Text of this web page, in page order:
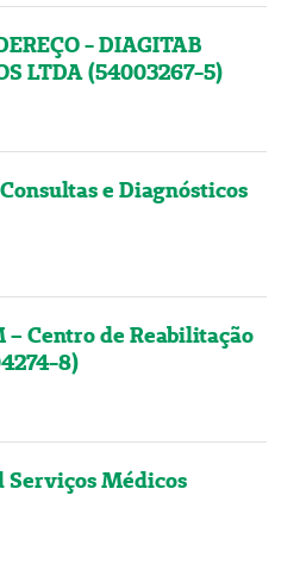
- DIAGITAB
LTDA (54003267-5)
e Diagnósticos
– Centro de Reabilitação
8)
Serviços Médicos